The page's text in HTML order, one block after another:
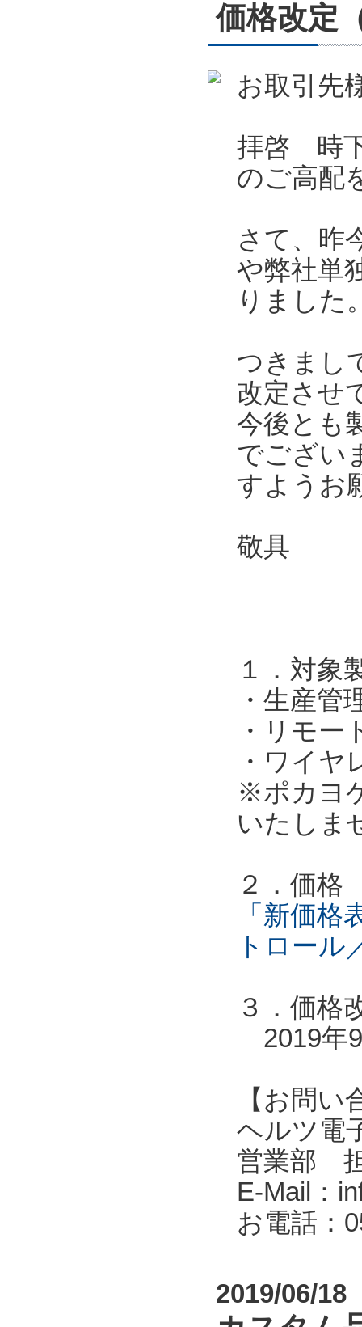
価格改定
お取引先
拝啓 時
のご高配
さて、昨
や弊社単
りました
つきまし
改定させ
今後とも
でござい
すようお
敬具
１．対象
・生産管
・リモー
・ワイヤ
※ポカヨ
いたしま
２．価格
「新価
トロール
３．価格
2019年
【お問い
ヘルツ電
営業部
E-Mail：
お電話：
2019/06/18